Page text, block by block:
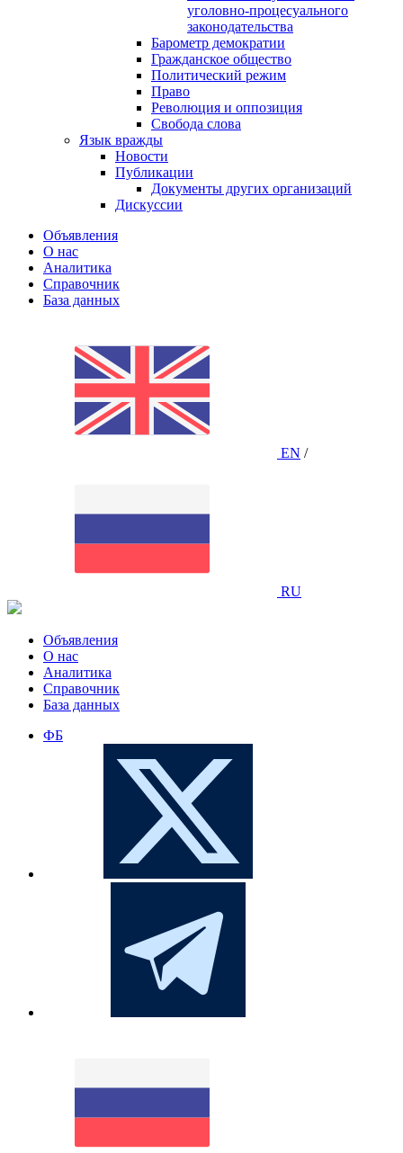
уголовно-процесуального
законодательства
Барометр демократии
Гражданское общество
Политический режим
Право
Революция и оппозиция
Свобода слова
Язык вражды
Новости
Публикации
Документы других организаций
Дискуссии
Объявления
О нас
Аналитика
Справочник
База данных
EN /
RU
Объявления
О нас
Аналитика
Справочник
База данных
ФБ